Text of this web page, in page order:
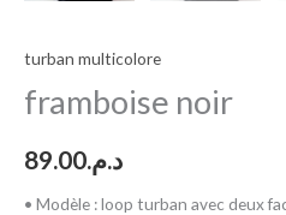
turban multicolore
framboise noir
د.م.89.00
• Modèle : loop turban avec deux